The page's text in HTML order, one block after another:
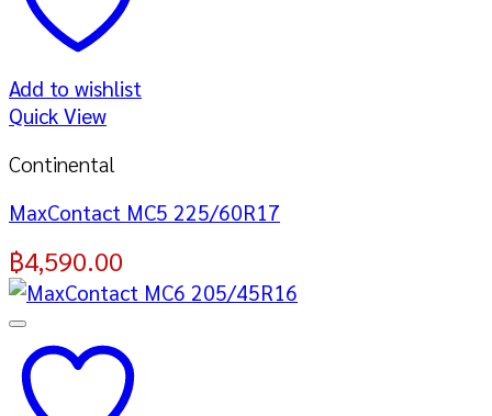
Add to wishlist
Quick View
Continental
MaxContact MC5 225/60R17
฿4,590.00